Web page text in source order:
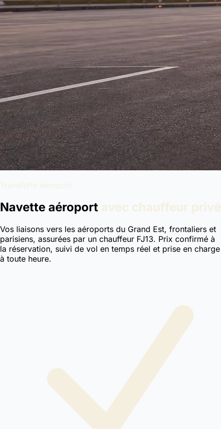
Transferts aéroport
Navette aéroport avec chauffeur privé
Vos liaisons vers les aéroports du Grand Est, frontaliers et
parisiens, assurées par un chauffeur FJ13. Prix confirmé à
la réservation, suivi de vol en temps réel et prise en charge
à toute heure.